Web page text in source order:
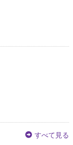
すべて見る